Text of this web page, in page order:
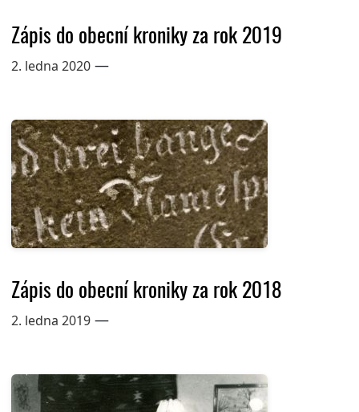
Zápis do obecní kroniky za rok 2019
2. ledna 2020—
Zápis do obecní kroniky za rok 2018
2. ledna 2019—